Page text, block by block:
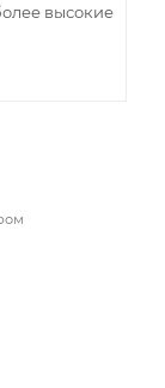
высокие